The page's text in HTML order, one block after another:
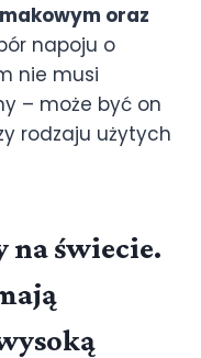
oraz
napoju o
nie musi
– może być on
rodzaju użytych
na świecie.